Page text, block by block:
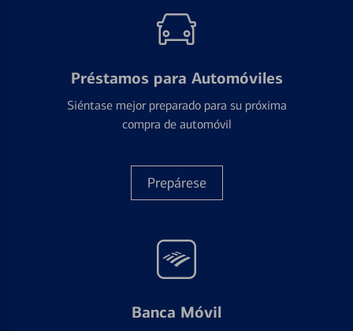
Préstamos para Automóviles
Siéntase mejor preparado para su próxima
compra de automóvil
Prepárese
Banca Móvil